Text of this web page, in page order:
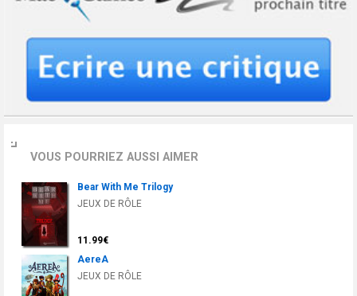
VOUS POURRIEZ AUSSI AIMER
Bear With Me Trilogy
JEUX DE RÔLE
11.99€
AereA
JEUX DE RÔLE